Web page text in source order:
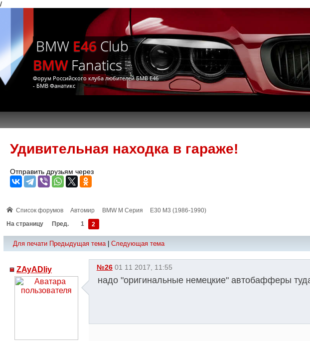
/
BMW E46 Club
BMWFanatics
Форум Российского клуба любителей БМВ Е46
- БМВ Фанатикс
Удивительная находка в гараже!
Отправить друзьям через
Список форумов Автомир BMW M Серия
E30 M3 (1986-1990)
На страницу
Пред. 1 2
Для печати Предыдущая тема| Следующая тема
ZAyADliy №26 01 11 2017, 11:55
надо "оригинальные немецкие" автобафферы